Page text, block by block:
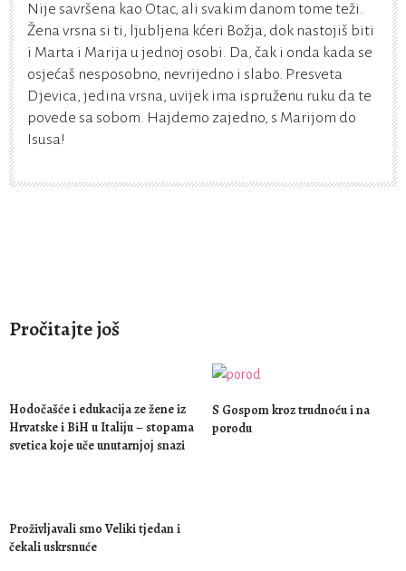
Nije savršena kao Otac, ali svakim danom tome teži.
Žena vrsna si ti, ljubljena kćeri Božja, dok nastojiš biti
i Marta i Marija u jednoj osobi. Da, čak i onda kada se
osjećaš nesposobno, nevrijedno i slabo. Presveta
Djevica, jedina vrsna, uvijek ima ispruženu ruku da te
povede sa sobom. Hajdemo zajedno, s Marijom do
Isusa!
Pročitajte još
Hodočašće i edukacija ze žene iz
Hrvatske i BiH u Italiju – stopama
svetica koje uče unutarnjoj snazi
S Gospom kroz trudnoću i na
porodu
Proživljavali smo Veliki tjedan i
čekali uskrsnuće